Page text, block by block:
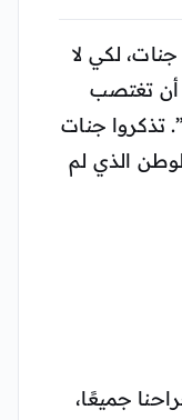
لكي لا
تغتصب
تذكروا جنات
الذي لم
جميعًا،